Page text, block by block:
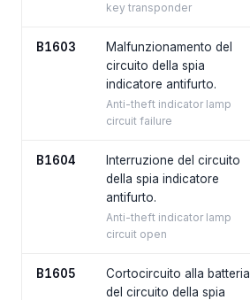
key transponder
B1603
Malfunzionamento del
circuito della spia
indicatore antifurto.
Anti-theft indicator lamp
circuit failure
B1604
Interruzione del circuito
della spia indicatore
antifurto.
Anti-theft indicator lamp
circuit open
B1605
Cortocircuito alla batteria
del circuito della spia